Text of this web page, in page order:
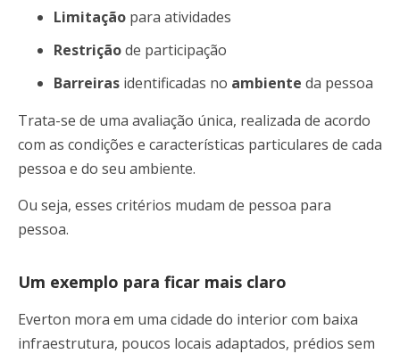
Limitação para atividades
Restriçãode participação
Barreiras identificadas no ambiente da pessoa
Trata-se de uma avaliação única, realizada de acordo
com as condições e características particulares de cada
pessoa e do seu ambiente.
Ou seja, esses critérios mudam de pessoa para
pessoa.
Um exemplo para ficar mais claro
Everton mora em uma cidade do interior com baixa
infraestrutura, poucos locais adaptados, prédios sem